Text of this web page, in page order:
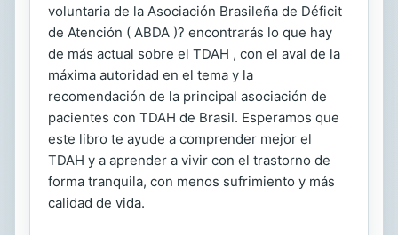
voluntaria de la Asociación Brasileña de Déficit
de Atención ( ABDA )? encontrarás lo que hay
de más actual sobre el TDAH , con el aval de la
máxima autoridad en el tema y la
recomendación de la principal asociación de
pacientes con TDAH de Brasil. Esperamos que
este libro te ayude a comprender mejor el
TDAH y a aprender a vivir con el trastorno de
forma tranquila, con menos sufrimiento y más
calidad de vida.